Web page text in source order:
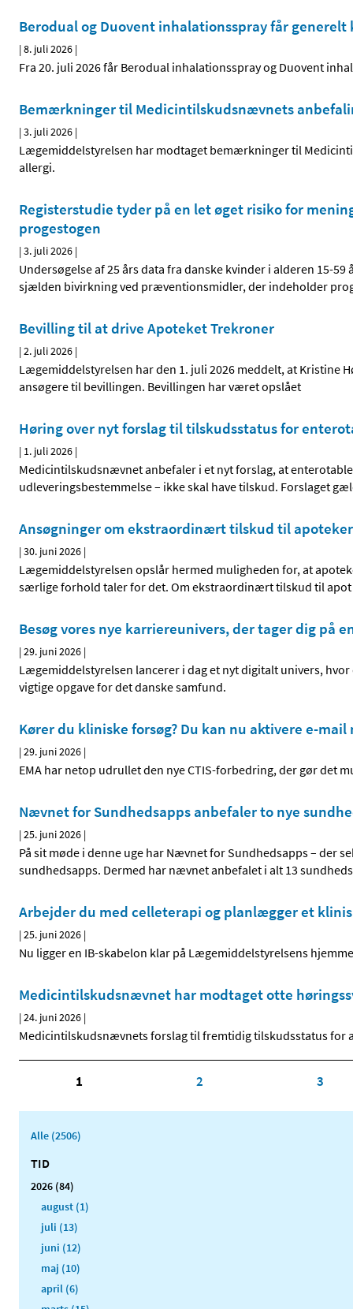
Berodual og Duovent inhalationsspray får
|8. juli 2026 |
Fra 20. juli 2026 får Berodual inhalationsspray og Duovent
Bemærkninger til Medicintilskudsnævnets
|3. juli 2026 |
Lægemiddelstyrelsen har modtaget bemærkninger til
allergi.
Registerstudie tyder på en let øget risiko for
progestogen
|3. juli 2026 |
Undersøgelse af 25 års data fra danske kvinder i alderen 15-
sjælden bivirkning ved præventionsmidler, der indeholder
Bevilling til at drive Apoteket Trekroner
|2. juli 2026 |
Lægemiddelstyrelsen har den 1. juli 2026 meddelt, at Kristine
ansøgere til bevillingen. Bevillingen har været opslået
Høring over nyt forslag til tilskudsstatus for
| 1. juli 2026 |
Medicintilskudsnævnet anbefaler i et nyt forslag, at
udleveringsbestemmelse – ikke skal have tilskud. Forslaget
Ansøgninger om ekstraordinært tilskud til
|30. juni 2026 |
Lægemiddelstyrelsen opslår hermed muligheden for, at
særlige forhold taler for det. Om ekstraordinært tilskud til apot
Besøg vores nye karriereunivers, der tager dig
|29. juni 2026 |
Lægemiddelstyrelsen lancerer i dag et nyt digitalt univers,
vigtige opgave for det danske samfund.
Kører du kliniske forsøg? Du kan nu aktivere e-
|29. juni 2026 |
EMA har netop udrullet den nye CTIS-forbedring, der gør det
Nævnet for Sundhedsapps anbefaler to nye
|25. juni 2026 |
På sit møde i denne uge har Nævnet for Sundhedsapps – der
sundhedsapps. Dermed har nævnet anbefalet i alt 13
Arbejder du med celleterapi og planlægger et
|25. juni 2026 |
Nu ligger en IB-skabelon klar på Lægemiddelstyrelsens
Medicintilskudsnævnet har modtaget otte
|24. juni 2026 |
Medicintilskudsnævnets forslag til fremtidig tilskudsstatus
1 2 3
Alle (2506)
TID
2026 (84)
august (1)
juli (13)
juni (12)
maj (10)
april (6)